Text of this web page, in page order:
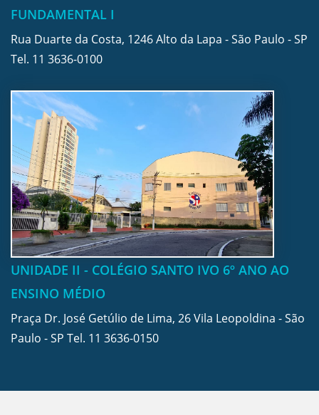
FUNDAMENTAL I
Rua Duarte da Costa, 1246 Alto da Lapa - São Paulo - SP
Tel. 11 3636-0100
UNIDADE II - COLÉGIO SANTO IVO 6º ANO AO
ENSINO MÉDIO
Praça Dr. José Getúlio de Lima, 26 Vila Leopoldina - São
Paulo - SP Tel. 11 3636-0150